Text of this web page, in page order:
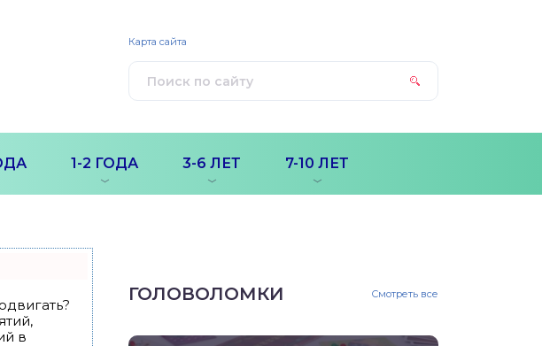
1-2 ГОДА 3-6 ЛЕТ 7-10 ЛЕТ
Карта сайта
в
ГОЛОВОЛОМКИ Смотреть все